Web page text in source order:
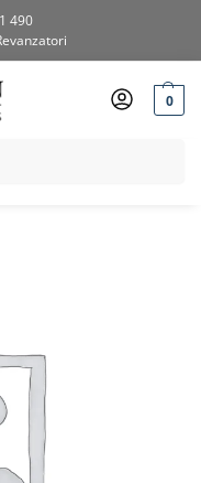
490
0